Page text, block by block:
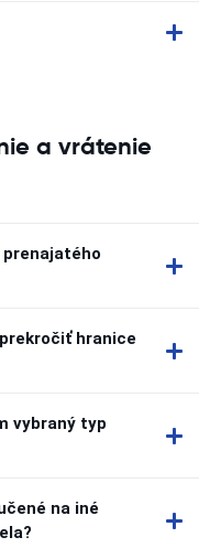
a vrátenie
hranice
vybraný typ
na iné